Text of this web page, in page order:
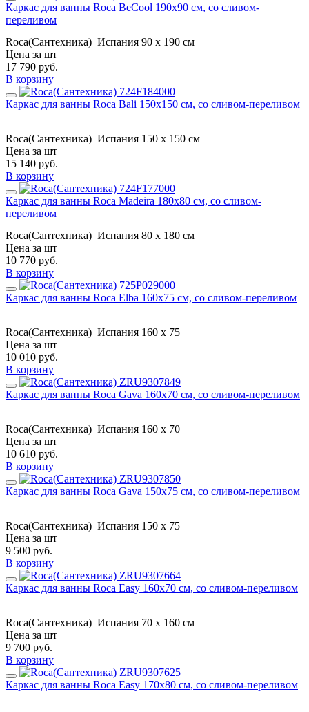
Каркас для ванны Roca BeCool 190х90 см, со сливом-
переливом
Roca(Сантехника) Испания 90 x 190 см
Цена за шт
17 790 руб.
В корзину
Каркас для ванны Roca Bali 150х150 см, со сливом-переливом
Roca(Сантехника) Испания 150 x 150 см
Цена за шт
15 140 руб.
В корзину
Каркас для ванны Roca Madeira 180х80 см, со сливом-
переливом
Roca(Сантехника) Испания 80 x 180 см
Цена за шт
10 770 руб.
В корзину
Каркас для ванны Roca Elba 160х75 см, со сливом-переливом
Roca(Сантехника) Испания 160 x 75
Цена за шт
10 010 руб.
В корзину
Каркас для ванны Roca Gava 160х70 см, со сливом-переливом
Roca(Сантехника) Испания 160 x 70
Цена за шт
10 610 руб.
В корзину
Каркас для ванны Roca Gava 150х75 см, со сливом-переливом
Roca(Сантехника) Испания 150 x 75
Цена за шт
9 500 руб.
В корзину
Каркас для ванны Roca Easy 160х70 см, со сливом-переливом
Roca(Сантехника) Испания 70 x 160 см
Цена за шт
9 700 руб.
В корзину
Каркас для ванны Roca Easy 170х80 см, со сливом-переливом